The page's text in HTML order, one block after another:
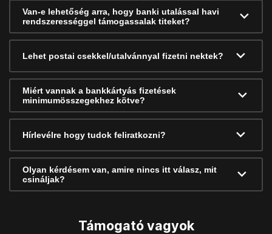
Van-e lehetőség arra, hogy banki utalással havi
rendszerességgel támogassalak titeket?
Lehet postai csekkel/utalvánnyal fizetni nektek?
Miért vannak a bankkártyás fizetések
minimumösszegekhez kötve?
Hírlevélre hogy tudok feliratkozni?
Olyan kérdésem van, amire nincs itt válasz, mit
csináljak?
Támogató vagyok